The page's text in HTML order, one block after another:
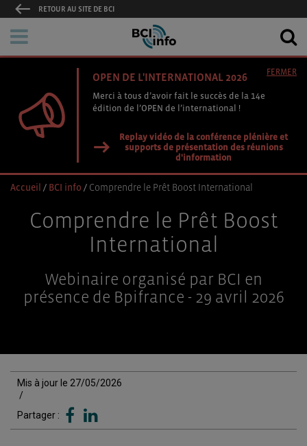
RETOUR AU SITE DE BCI
OPEN DE L'INTERNATIONAL 2026
Merci à tous d’avoir fait le succès de la 14e
édition de l’OPEN de l’international !
Replay vidéo de la conférence plénière et
supports de présentation des réunions
d'information
FERMER
Accueil / BCI info / Comprendre le Prêt Boost International
Comprendre le Prêt Boost
International
Webinaire organisé par BCI en
présence de Bpifrance - 29 avril 2026
Mis à jour le 27/05/2026
/
Partager :